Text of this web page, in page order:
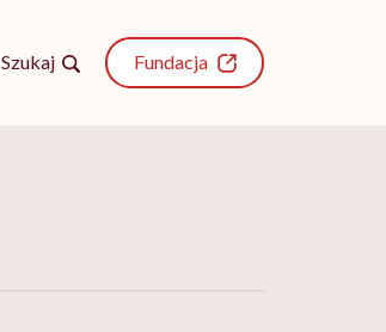
Szukaj Fundacja